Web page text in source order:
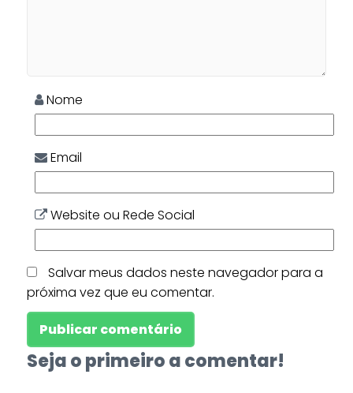
Nome
Email
Website ou Rede Social
Salvar meus dados neste navegador para a
próxima vez que eu comentar.
Seja o primeiro a comentar!